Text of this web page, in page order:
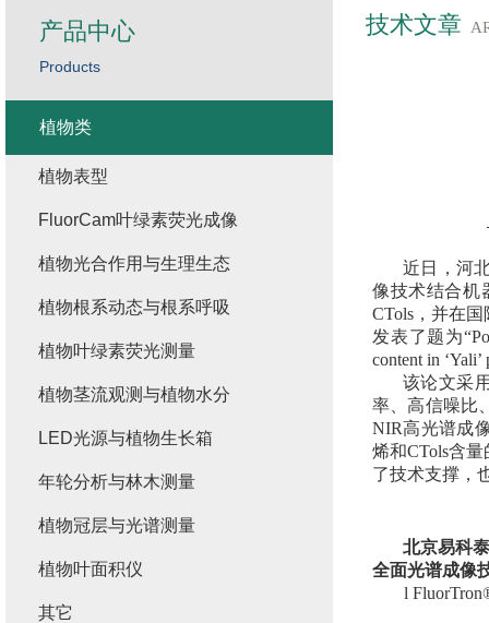
技术文章
近日，河
像技术结合机
CTols，并在
发表了题为
content in
该论文采
率、高信噪比
NIR高光谱成
烯和CTols含
了技术支撑，
北京易科
全面光谱成像
l
产品中心
Products
植物类
植物表型
FluorCam叶绿素荧光成像
植物光合作用与生理生态
植物根系动态与根系呼吸
植物叶绿素荧光测量
植物茎流观测与植物水分
LED光源与植物生长箱
年轮分析与林木测量
植物冠层与光谱测量
植物叶面积仪
其它